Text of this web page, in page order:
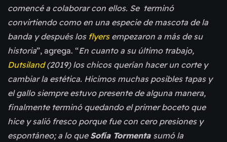
comencé a colaborar con ellos. Se terminó
convirtiendo como en una especie de mascota de la
banda y después los flyersempezaron a más de su
historia”, agrega. “En cuanto a su último trabajo,
Dutsiland(2019) los chicos querían hacer un corte y
cambiar la estética. Hicimos muchas posibles tapas y
el gallo siempre estuvo presente de alguna manera,
finalmente terminó quedando el primer boceto que
hice y salió fresco porque fue con cero presiones y
espontáneo; a lo que Sofía Tormenta sumó la